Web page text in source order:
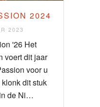
2024
2023
'26 Het
voert dit jaar
voor u
dit stuk
de Ni…